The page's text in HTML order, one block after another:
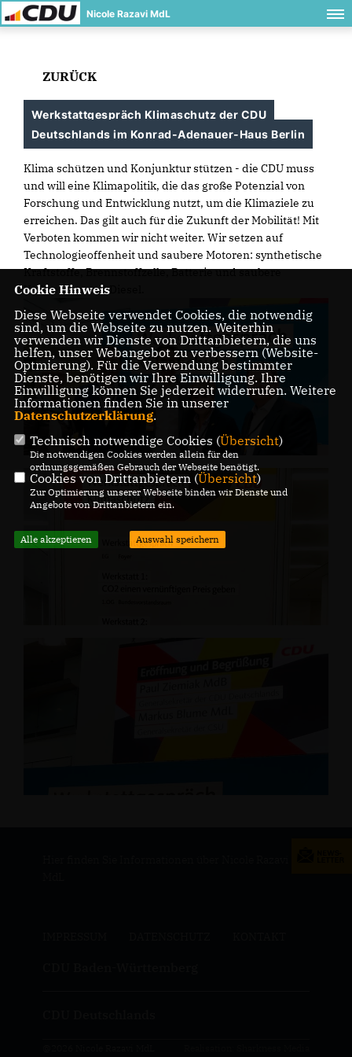
Nicole Razavi MdL
ZURÜCK
Werkstattgespräch Klimaschutz der CDU
Deutschlands im Konrad-Adenauer-Haus Berlin
Klima schützen und Konjunktur stützen - die CDU muss
und will eine Klimapolitik, die das große Potenzial von
Forschung und Entwicklung nutzt, um die Klimaziele zu
erreichen. Das gilt auch für die Zukunft der Mobilität! Mit
Verboten kommen wir nicht weiter. Wir setzen auf
Technologieoffenheit und saubere Motoren: synthetische
Kraftstoffe, Brennstoffzelle, Batterie und saubere
Verbrenner und Diesel.
Cookie Hinweis
Diese Webseite verwendet Cookies, die notwendig
sind, um die Webseite zu nutzen. Weiterhin
verwenden wir Dienste von Drittanbietern, die uns
helfen, unser Webangebot zu verbessern (Website-
Optmierung). Für die Verwendung bestimmter
Dienste, benötigen wir Ihre Einwilligung. Ihre
Einwilligung können Sie jederzeit widerrufen. Weitere
Informationen finden Sie in unserer
Datenschutzerklärung.
Technisch notwendige Cookies (Übersicht)
Die notwendigen Cookies werden allein für den
ordnungsgemäßen Gebrauch der Webseite benötigt.
Cookies von Drittanbietern (Übersicht)
Zur Optimierung unserer Webseite binden wir Dienste und
Angebote von Drittanbietern ein.
Alle akzeptieren Auswahl speichern